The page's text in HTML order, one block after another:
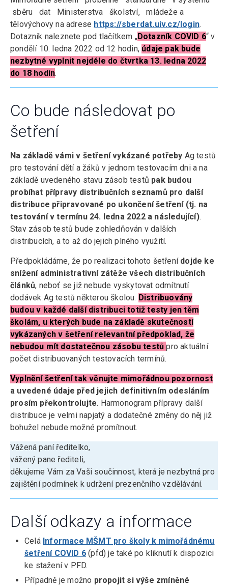
sběru dat Ministerstva školství, mládeže a
tělovýchovy na adrese https://sberdat.uiv.cz/login.
Dotazník naleznete pod tlačítkem „Dotazník COVID 6“ v
pondělí 10. ledna 2022 od 12 hodin, údaje pak bude
nezbytné vyplnit nejdéle do čtvrtka 13. ledna 2022
do 18 hodin.
Co bude následovat po
šetření
Na základě vámi v šetření vykázané potřeby Ag testů
pro testování dětí a žáků v jednom testovacím dni a na
základě uvedeného stavu zásob testů pak budou
probíhat přípravy distribučních seznamů pro další
distribuce připravované po ukončení šetření (tj. na
testování v termínu 24. ledna 2022 a následující).
Stav zásob testů bude zohledňován v dalších
distribucích, a to až do jejich plného využití.
Předpokládáme, že po realizaci tohoto šetření dojde ke
snížení administrativní zátěže všech distribučních
článků, neboť se již nebude vyskytovat odmítnutí
dodávek Ag testů některou školou. Distribuovány
budou v každé další distribuci totiž testy jen těm
školám, u kterých bude na základě skutečností
vykázaných v šetření relevantní předpoklad, že
nebudou mít dostatečnou zásobu testůpro aktuální
počet distribuovaných testovacích termínů.
Vyplnění šetření tak věnujte mimořádnou pozornost
a uvedené údaje před jejich definitivním odesláním
prosím překontrolujte. Harmonogram přípravy další
distribuce je velmi napjatý a dodatečné změny do něj již
bohužel nebude možné promítnout.
Vážená paní ředitelko,
vážený pane řediteli,
děkujeme Vám za Vaši součinnost, která je nezbytná pro
zajištění podmínek k udržení prezenčního vzdělávání.
Další odkazy a informace
Celá Informace MŠMT pro školy k mimořádnému
šetření COVID 6 (pfd) je také po kliknutí k dispozici
ke stažení v PFD.
Případně je možno propojit si výše zmíněné